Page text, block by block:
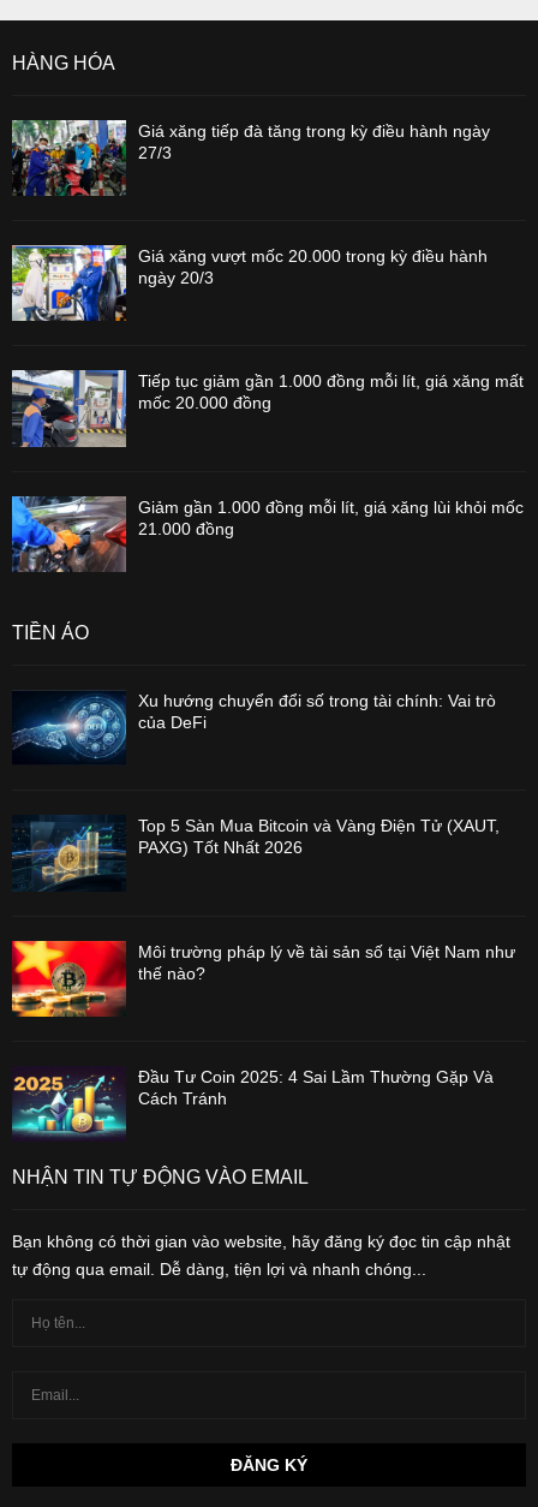
HÀNG HÓA
Giá xăng tiếp đà tăng trong kỳ điều hành ngày
27/3
Giá xăng vượt mốc 20.000 trong kỳ điều hành
ngày 20/3
Tiếp tục giảm gần 1.000 đồng mỗi lít, giá xăng mất
mốc 20.000 đồng
Giảm gần 1.000 đồng mỗi lít, giá xăng lùi khỏi mốc
21.000 đồng
TIỀN ẢO
Xu hướng chuyển đổi số trong tài chính: Vai trò
của DeFi
Top 5 Sàn Mua Bitcoin và Vàng Điện Tử (XAUT,
PAXG) Tốt Nhất 2026
Môi trường pháp lý về tài sản số tại Việt Nam như
thế nào?
Đầu Tư Coin 2025: 4 Sai Lầm Thường Gặp Và
Cách Tránh
NHẬN TIN TỰ ĐỘNG VÀO EMAIL
Bạn không có thời gian vào website, hãy đăng ký đọc tin cập nhật
tự động qua email. Dễ dàng, tiện lợi và nhanh chóng...